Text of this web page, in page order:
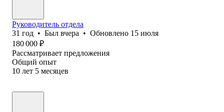
Руководитель отдела
31 год • Был вчера • Обновлено 15 июля
180 000 ₽
Рассматривает предложения
Общий опыт
10 лет 5 месяцев